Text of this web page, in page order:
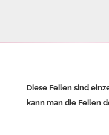
Diese Feilen sind
kann man die Feilen